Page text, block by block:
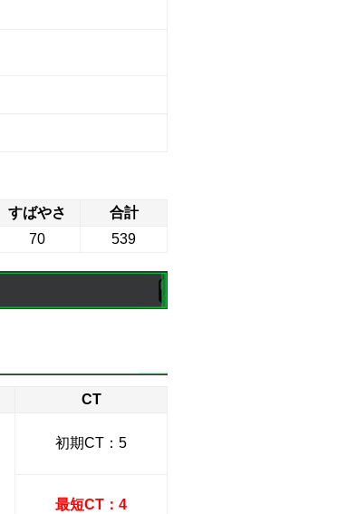
すばやさ
合計
70 539
CT
初期CT：5
最短CT：4